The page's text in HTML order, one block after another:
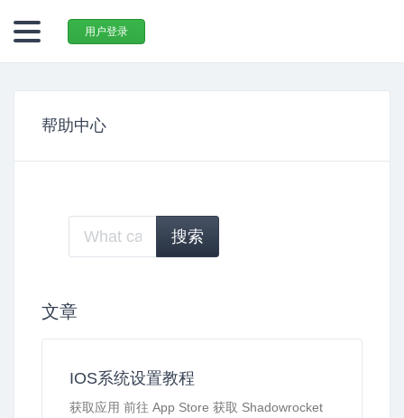
用户登录
帮助中心
文章
IOS系统设置教程
获取应用 前往 App Store 获取 Shadowrocket